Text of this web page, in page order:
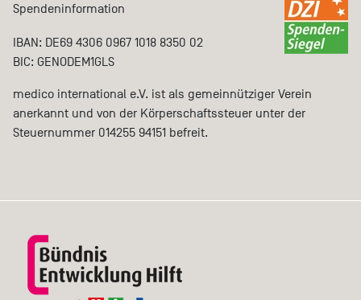
Spendeninformation
IBAN: DE69 4306 0967 1018 8350 02
BIC: GENODEM1GLS
medico international e.V. ist als gemeinnütziger Verein
anerkannt und von der Körperschaftssteuer unter der
Steuernummer 014255 94151 befreit.